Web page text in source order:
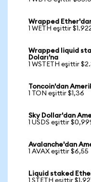
Wrapped
1 WETH eşittir
Wrapped liquid
Doları'na
1 WSTETH eşittir
Toncoin'dan
1 TON eşittir $1,36
Sky Dollar'dan
1 USDS eşittir
Avalanche'dan
1 AVAX eşittir $6,55
Liquid staked
1 STETH eşittir